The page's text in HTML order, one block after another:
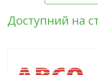
Доступний на